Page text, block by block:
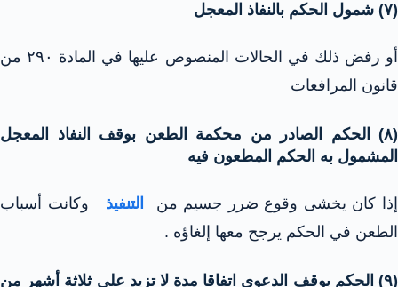
(۷) شمول الحكم بالنفاذ المعجل
أو رفض ذلك في الحالات المنصوص عليها في المادة ۲۹۰ من
قانون المرافعات
(۸) الحكم الصادر من محكمة الطعن بوقف النفاذ المعجل
المشمول به الحكم المطعون فيه
إذا كان يخشى وقوع ضرر جسيم من التنفيذ
وكانت أسباب
الطعن في الحكم يرجح معها إلغاؤه .
(۹) الحكم بوقف الدعوى اتفاقا مدة لا تزيد على ثلاثة أشهر من